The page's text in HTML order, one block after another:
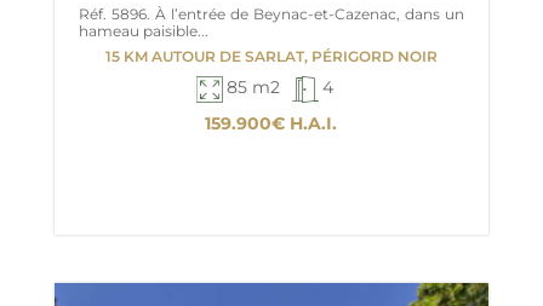
Réf. 5896. À l’entrée de Beynac-et-Cazenac, dans un
hameau paisible...
15 KM AUTOUR DE SARLAT, PÉRIGORD NOIR
85 m2
4
159.900€ H.A.I.